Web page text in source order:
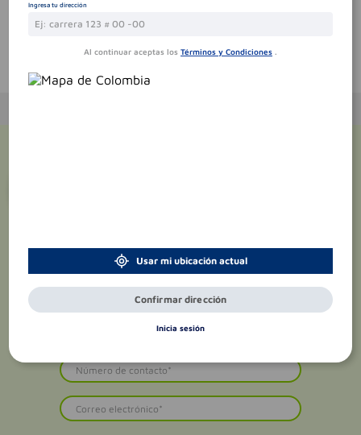
Ingresa tu dirección
Al continuar aceptas los Términos y Condiciones .
Usar mi ubicación actual
Confirmar dirección
Inicia sesión